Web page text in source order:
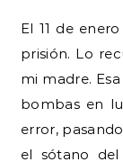
El 11 de
prisión. Lo
mi madre.
bombas en
error,
el sótano